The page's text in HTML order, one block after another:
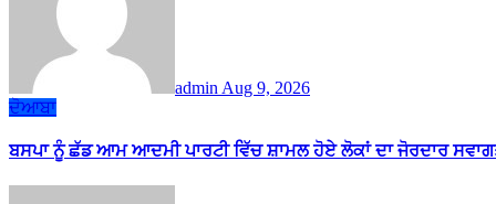
admin Aug 9, 2026
ਦੋਆਬਾ
ਬਸਪਾ ਨੂੰ ਛੱਡ ਆਮ ਆਦਮੀ ਪਾਰਟੀ ਵਿੱਚ ਸ਼ਾਮਲ ਹੋਏ ਲੋਕਾਂ ਦਾ ਜੋਰਦਾਰ